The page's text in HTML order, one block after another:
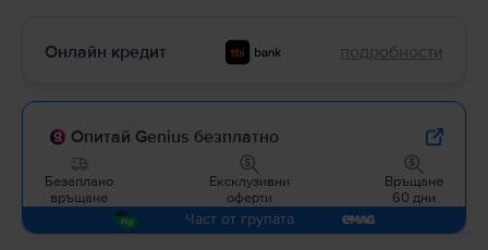
Онлайн кредит подробности
Опитай Genius безплатно
Безаплано
връщане
Ексклузивни
оферти
Връщане
60 дни
Част от групата